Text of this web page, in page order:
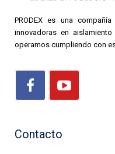
PRODEX es una
innovadoras en
operamos cumpliendo con
Contacto